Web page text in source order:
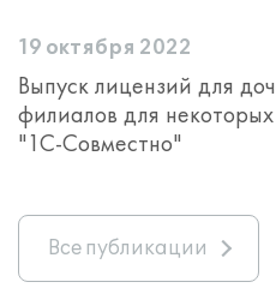
19 октября 2022
Выпуск лицензий для
филиалов для
"1С-Совместно"
Все публикации